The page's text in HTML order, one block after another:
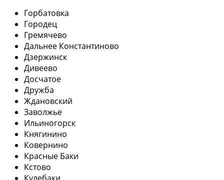
Горбатовка
Городец
Гремячево
Дальнее Константиново
Дзержинск
Дивеево
Досчатое
Дружба
Ждановский
Заволжье
Ильиногорск
Княгинино
Ковернино
Красные Баки
Кстово